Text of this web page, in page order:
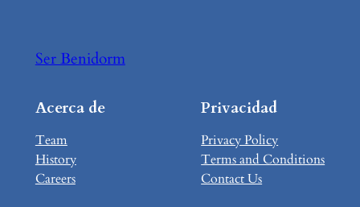
Ser Benidorm
Acerca de
Team
History
Careers
Privacidad
Privacy Policy
Terms and Conditions
Contact Us